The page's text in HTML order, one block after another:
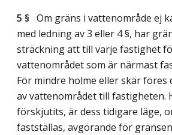
5 § Om gräns i vattenområde ej
med ledning av 3 eller 4 §, har
sträckning att till varje fastighet
vattenområdet som är närmast
För mindre holme eller skär föres
av vattenområdet till fastigheten.
förskjutits, är dess tidigare läge,
fastställas, avgörande för